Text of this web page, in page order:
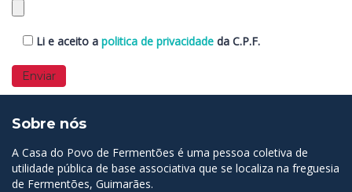
Li e aceito a politica de privacidade da C.P.F.
Sobre nós
A Casa do Povo de Fermentões é uma pessoa coletiva de
utilidade pública de base associativa que se localiza na freguesia
de Fermentões, Guimarães.